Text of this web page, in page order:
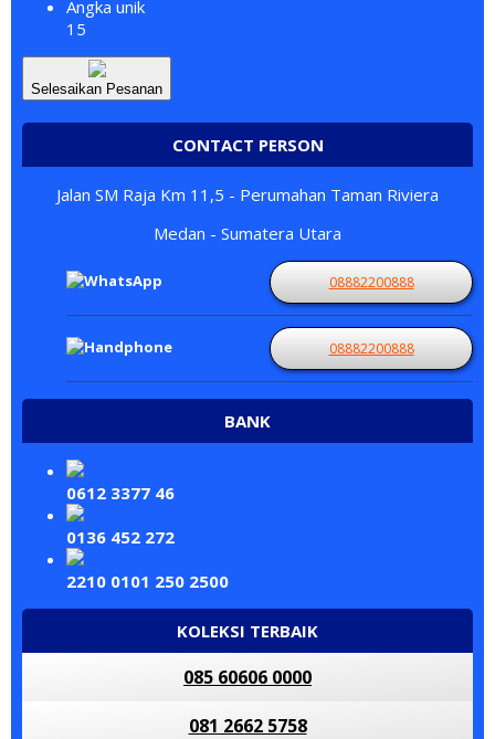
Angka unik
15
Selesaikan Pesanan
CONTACT PERSON
Jalan SM Raja Km 11,5 - Perumahan Taman Riviera
Medan - Sumatera Utara
08882200888
08882200888
BANK
0612 3377 46
0136 452 272
2210 0101 250 2500
KOLEKSI TERBAIK
085 60606 0000
081 2662 5758